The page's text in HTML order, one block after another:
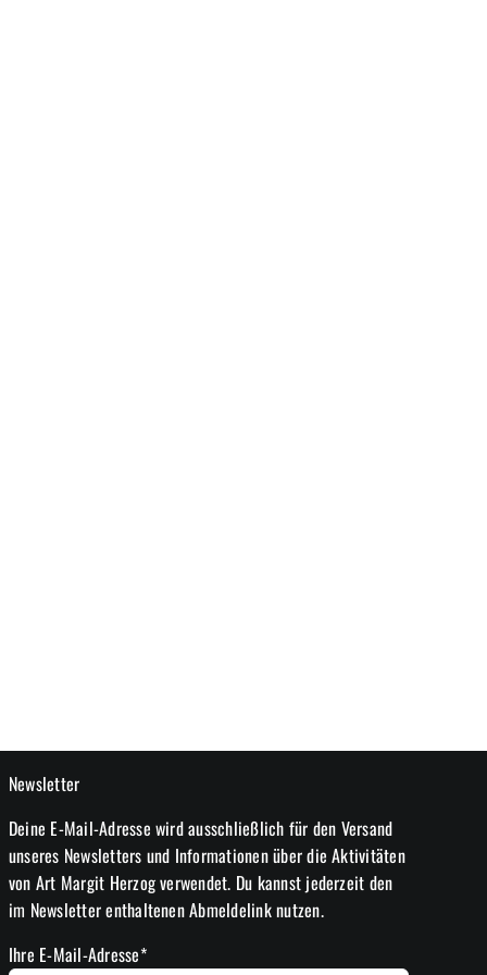
Newsletter
Deine E-Mail-Adresse wird ausschließlich für den Versand
unseres Newsletters und Informationen über die Aktivitäten
von Art Margit Herzog verwendet. Du kannst jederzeit den
im Newsletter enthaltenen Abmeldelink nutzen.
Ihre E-Mail-Adresse*